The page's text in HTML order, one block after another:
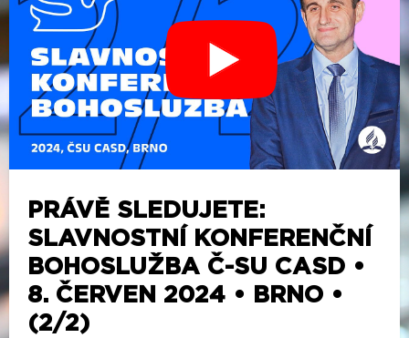
PRÁVĚ SLEDUJETE:
SLAVNOSTNÍ KONFERENČNÍ
BOHOSLUŽBA Č-SU CASD •
8. ČERVEN 2024 • BRNO •
(2/2)